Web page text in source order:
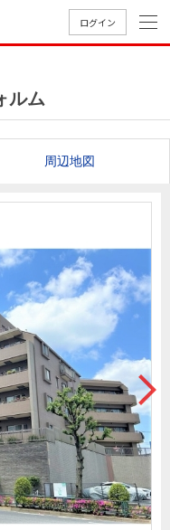
ログイン
新
中古
一戸
建て
を探
す
事業
用物
件を
売
相
談
店舗のご
案内（関
西）
MUFG
Way
役員一
覧
ニュース
リリース
閉じる
ルム
周辺地図